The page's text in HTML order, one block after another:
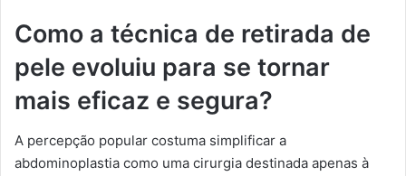
Como a técnica de retirada de
pele evoluiu para se tornar
mais eficaz e segura?
A percepção popular costuma simplificar a
abdominoplastia como uma cirurgia destinada apenas à